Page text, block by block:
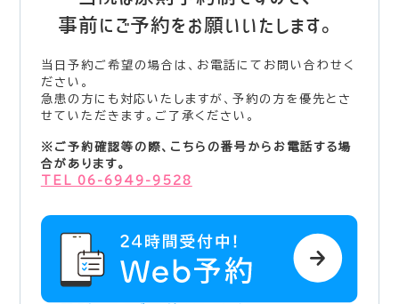
事前にご予約をお願いいたします。
当日予約ご希望の場合は、お電話にてお問い合わせく
ださい。
急患の方にも対応いたしますが、予約の方を優先とさ
せていただきます。ご了承ください。
※ご予約確認等の際、こちらの番号からお電話する場
合があります。
TEL 06-6949-9528